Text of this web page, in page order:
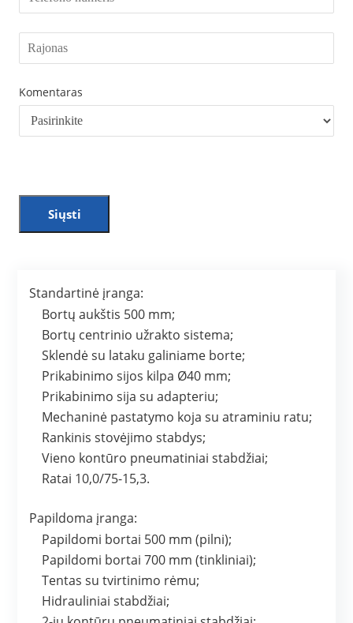
Komentaras
Siųsti
Standartinė įranga:
Bortų aukštis 500 mm;
Bortų centrinio užrakto sistema;
Sklendė su lataku galiniame borte;
Prikabinimo sijos kilpa Ø40 mm;
Prikabinimo sija su adapteriu;
Mechaninė pastatymo koja su atraminiu ratu;
Rankinis stovėjimo stabdys;
Vieno kontūro pneumatiniai stabdžiai;
Ratai 10,0/75-15,3.
Papildoma įranga:
Papildomi bortai 500 mm (pilni);
Papildomi bortai 700 mm (tinkliniai);
Tentas su tvirtinimo rėmu;
Hidrauliniai stabdžiai;